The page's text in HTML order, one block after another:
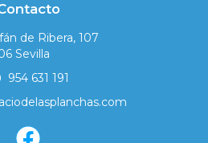
de Ribera, 107
Sevilla
954 631 191